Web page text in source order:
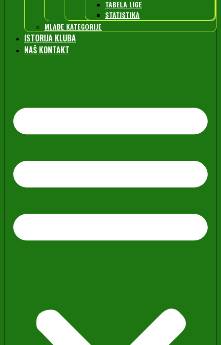
TABELA LIGE
STATISTIKA
MLAĐE KATEGORIJE
ISTORIJA KLUBA
NAŠ KONTAKT